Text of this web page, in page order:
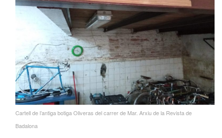
Cartell de l’antiga botiga Oliveras del carrer de Mar. Arxiu de la Revista de
Badalona